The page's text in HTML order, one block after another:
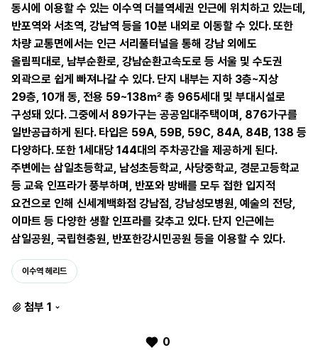
동시에 이용할 수 있는 이수역 더블역세권 인근에 위치하고 있는데,
반포역와 서초역, 강남역 등을 10분 내외로 이동할 수 있다. 또한
차량 교통면에서는 인근 서리풀터널을 통해 강남 외에도
올림픽대로, 남부순환로, 강남순환고속도로 등 서울 및 수도권
외곽으로 쉽게 빠져나갈 수 있다. 단지 내부는 지하 3층~지상
29층, 10개 동, 전용 59~138㎡ 총 965세대 및 부대시설로
구성돼 있다. 그중에서 89가구는 공공임대주택이며, 876가구를
일반공급하게 된다. 타입은 59A, 59B, 59C, 84A, 84B, 138 등
다양하다. 또한 1세대당 144대의 주차공간을 제공하게 된다.
주변에는 삼일초등학교, 남성초등학교, 사당중학교, 경문고등학교
등 교육 인프라가 풍부하며, 반포와 방배를 모두 접한 입지적
요건으로 인해 신세계백화점 강남점, 강남성모병원, 예술의 전당,
이마트 등 다양한 생활 인프라를 갖추고 있다. 단지 인근에는
삼일공원, 국립현충원, 반포한강시민공원 등을 이용할 수 있다.
이수역 헤리드
첨부 1
0